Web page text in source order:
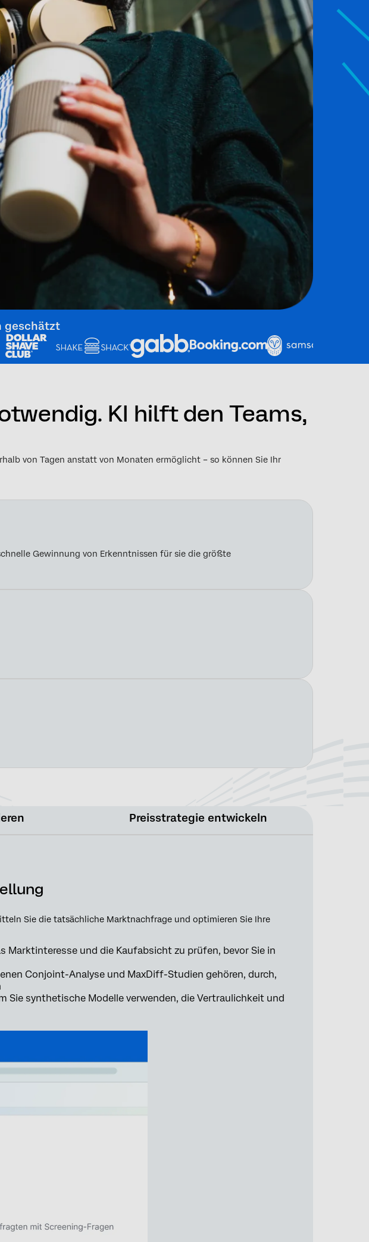
geschätzt
KI hilft den Teams,
von Tagen anstatt von Monaten ermöglicht – so können Sie Ihr
Gewinnung von Erkenntnissen für sie die größte
Preisstrategie entwickeln
Sie die tatsächliche Marktnachfrage und optimieren Sie Ihre
Marktinteresse und die Kaufabsicht zu prüfen, bevor Sie in
Conjoint-Analyse und MaxDiff-Studien gehören, durch,
Sie synthetische Modelle verwenden, die Vertraulichkeit und